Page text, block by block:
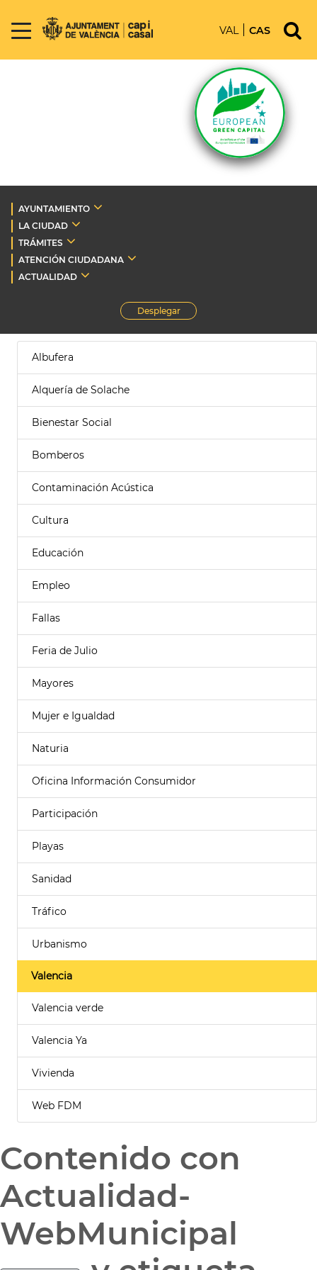
VAL CAS
AYUNTAMIENTO
LA CIUDAD
TRÁMITES
ATENCIÓN CIUDADANA
ACTUALIDAD
Desplegar
Albufera
Alquería de Solache
Bienestar Social
Bomberos
Contaminación Acústica
Cultura
Educación
Empleo
Fallas
Feria de Julio
Mayores
Mujer e Igualdad
Naturia
Oficina Información Consumidor
Participación
Playas
Sanidad
Tráfico
Urbanismo
Valencia
Valencia verde
Valencia Ya
Vivienda
Web FDM
Contenido con
Actualidad-
WebMunicipal